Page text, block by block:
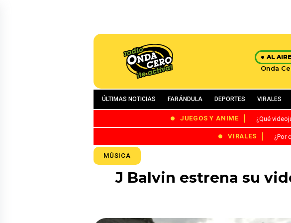
AL AIRE
Onda
ÚLTIMAS NOTICIAS FARÁNDULA DEPORTES VIRALES
JUEGOS Y ANIME ¿Qué
VIRALES ¿Por
MÚSICA
J Balvin estrena su